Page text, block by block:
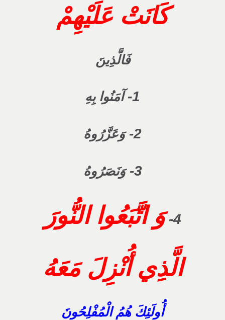
كَانَتْ عَلَيْهِمْ
فَالَّذِينَ
آمَنُوا بِهِ
2- وَعَزَّرُوهُ
3- وَنَصَرُوهُ
4- وَ اتَّبَعُوا النُّورَ
الَّذِي أُنْزِلَ مَعَهُ
أُولَئِكَ هُمُ الْمُفْلِحُونَ